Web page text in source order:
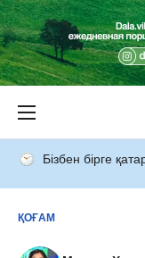
Бізбен бірге
ҚОҒАМ